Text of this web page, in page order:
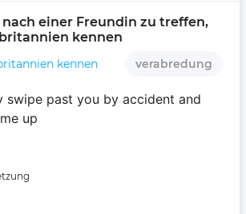
nach einer Freundin zu treffen,
kennen
kennen verabredung
swipe past you by accident and
up